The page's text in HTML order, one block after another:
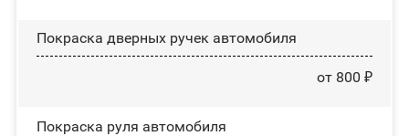
Покраска дверных ручек автомобиля
от 800 ₽
Покраска руля автомобиля